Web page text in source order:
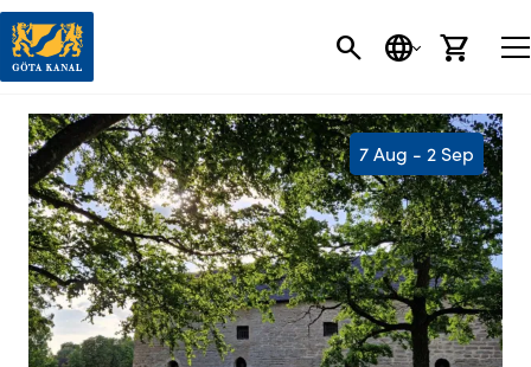
SEARCH
LANGUAGE
CART
7 Aug - 2 Sep